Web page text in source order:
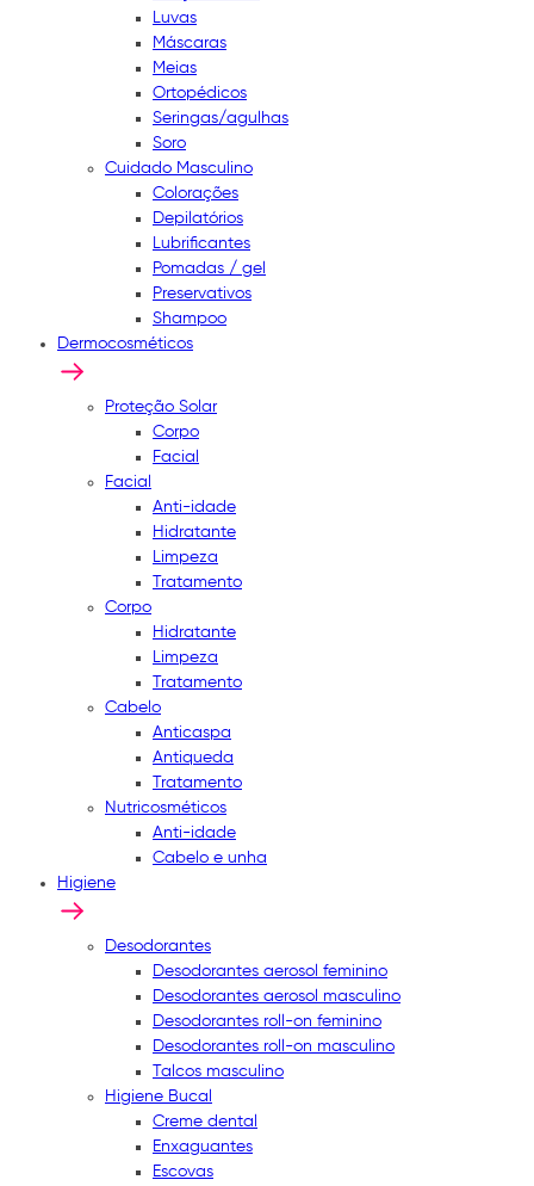
Luvas
Máscaras
Meias
Ortopédicos
Seringas/agulhas
Soro
Cuidado Masculino
Colorações
Depilatórios
Lubrificantes
Pomadas / gel
Preservativos
Shampoo
Dermocosméticos
Proteção Solar
Corpo
Facial
Facial
Anti-idade
Hidratante
Limpeza
Tratamento
Corpo
Hidratante
Limpeza
Tratamento
Cabelo
Anticaspa
Antiqueda
Tratamento
Nutricosméticos
Anti-idade
Cabelo e unha
Higiene
Desodorantes
Desodorantes aerosol feminino
Desodorantes aerosol masculino
Desodorantes roll-on feminino
Desodorantes roll-on masculino
Talcos masculino
Higiene Bucal
Creme dental
Enxaguantes
Escovas